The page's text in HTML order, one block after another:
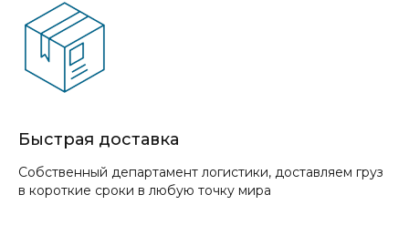
Быстрая доставка
Собственный департамент логистики, доставляем груз
в короткие сроки в любую точку мира